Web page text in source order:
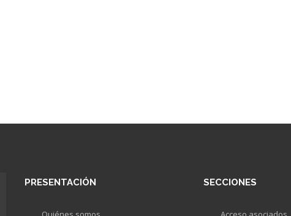
PRESENTACIÓN SECCIONES